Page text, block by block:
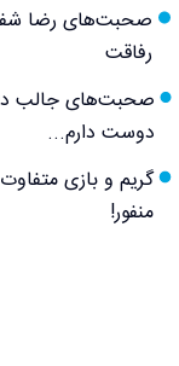
صحبت‌های رضا
رفاقت
صحبت‌های جالب
دوست دارم...
گریم و بازی
منفور!